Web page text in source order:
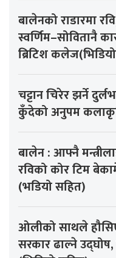
बालेनको राडारमा
स्वर्णिम–सोवितानै
ब्रिटिश
चट्टान चिरेर झर्ने
कुँदेको अनुपम
बालेन : आफ्नै
रविको कोर टिम
(भडियो सहित)
ओलीको साथले
सरकार ढाल्ने